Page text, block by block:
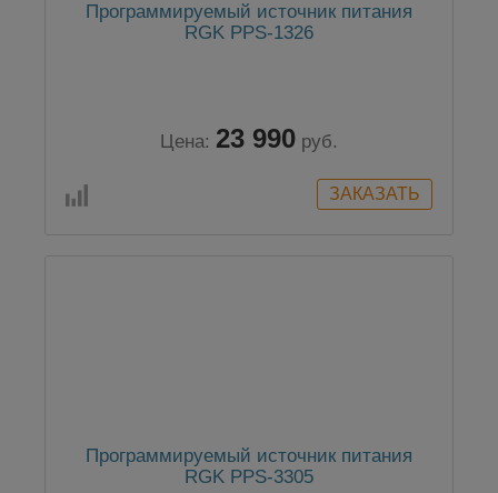
Программируемый источник питания
RGK PPS-1326
Цена: 23 990 руб.
Программируемый источник питания
RGK PPS-3305